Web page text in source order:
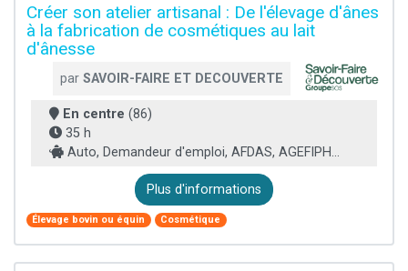
Créer son atelier artisanal : De l'élevage d'ânes
à la fabrication de cosmétiques au lait
d'ânesse
par SAVOIR-FAIRE ET DECOUVERTE
En centre (86)
35 h
Auto, Demandeur d'emploi, AFDAS, AGEFIPH...
Plus d'informations
Élevage bovin ou équin Cosmétique